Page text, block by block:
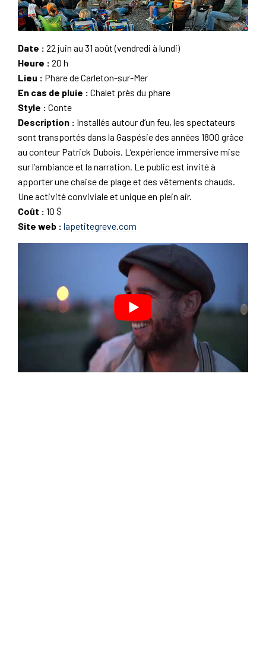
Date : 22 juin au 31 août (vendredi à lundi)
Heure : 20 h
Lieu : Phare de Carleton-sur-Mer
En cas de pluie : Chalet près du phare
Style : Conte
Description : Installés autour d’un feu, les spectateurs
sont transportés dans la Gaspésie des années 1800 grâce
au conteur Patrick Dubois. L’expérience immersive mise
sur l’ambiance et la narration. Le public est invité à
apporter une chaise de plage et des vêtements chauds.
Une activité conviviale et unique en plein air.
Coût : 10 $
Site web : lapetitegreve.com